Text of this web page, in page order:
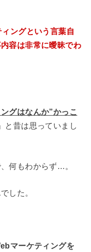
ングという言葉自
容は非常に曖昧でわ
グはなんか”かっこ
」と昔は思っていまし
何もわからず…。
した。
マーケティングを